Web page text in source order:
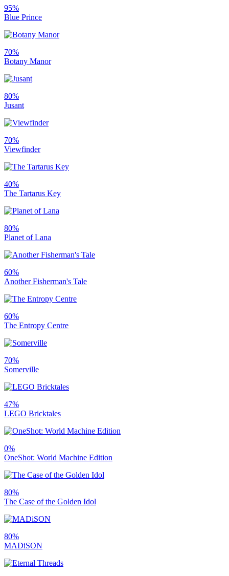
95%
Blue Prince
70%
Botany Manor
80%
Jusant
70%
Viewfinder
40%
The Tartarus Key
80%
Planet of Lana
60%
Another Fisherman's Tale
60%
The Entropy Centre
70%
Somerville
47%
LEGO Bricktales
0%
OneShot: World Machine Edition
80%
The Case of the Golden Idol
80%
MADiSON